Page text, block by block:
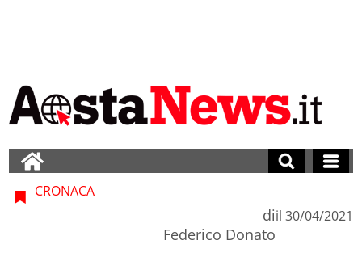
CRONACA
di
Federico Donato
il 30/04/2021